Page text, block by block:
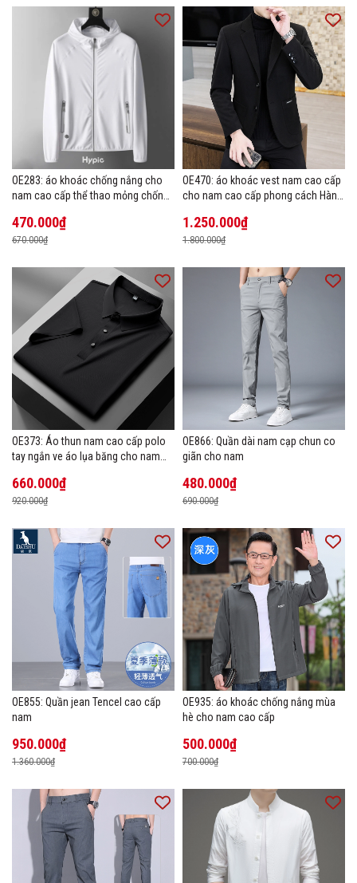
OE283: áo khoác chống nắng cho
nam cao cấp thể thao mỏng chống
470.000₫
670.000₫
OE470: áo khoác vest nam cao cấp
cho nam cao cấp phong cách Hàn
1.250.000₫
1.800.000₫
OE373: Áo thun nam cao cấp polo
tay ngắn ve áo lụa băng cho nam
660.000₫
920.000₫
OE866: Quần dài nam cạp chun co
giãn cho nam
480.000₫
690.000₫
OE855: Quần jean Tencel cao cấp
nam
950.000₫
1.360.000₫
OE935: áo khoác chống nắng mùa
hè cho nam cao cấp
500.000₫
700.000₫